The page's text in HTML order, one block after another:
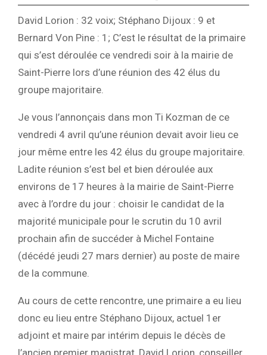
David Lorion : 32 voix; Stéphano Dijoux : 9 et
Bernard Von Pine : 1; C’est le résultat de la primaire
qui s’est déroulée ce vendredi soir à la mairie de
Saint-Pierre lors d’une réunion des 42 élus du
groupe majoritaire.
Je vous l’annonçais dans mon Ti Kozman de ce
vendredi 4 avril qu’une réunion devait avoir lieu ce
jour même entre les 42 élus du groupe majoritaire.
Ladite réunion s’est bel et bien déroulée aux
environs de 17 heures à la mairie de Saint-Pierre
avec à l’ordre du jour : choisir le candidat de la
majorité municipale pour le scrutin du 10 avril
prochain afin de succéder à Michel Fontaine
(décédé jeudi 27 mars dernier) au poste de maire
de la commune.
Au cours de cette rencontre, une primaire a eu lieu
donc eu lieu entre Stéphano Dijoux, actuel 1er
adjoint et maire par intérim depuis le décès de
l’ancien premier magistrat, David Lorion, conseiller